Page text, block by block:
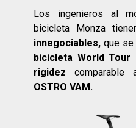
Los ingenieros al
bicicleta Monza
innegociables,que se
bicicleta World
rigidez
OSTRO VAM.